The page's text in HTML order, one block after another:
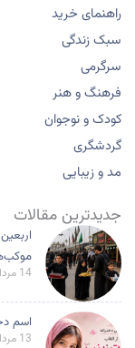
راهنمای خرید
سبک زندگی
سرگرمی
فرهنگ و هنر
کودک و نوجوان
گردشگری
مد و زیبایی
جدیدترین مقالات
14 مرداد, 1405
اسم
13 مرداد, 1405